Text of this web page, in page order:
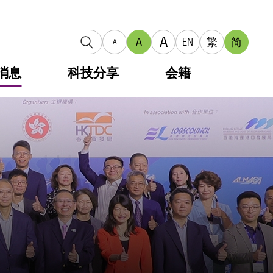
A A A EN 繁 简
息 科技分享 会籍